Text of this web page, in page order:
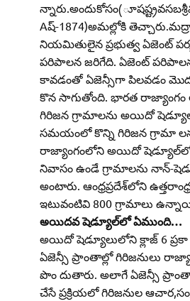
Aష్‌-1874)అమల్లోకి
నియమితులైన ప్రభుత్వ ఏజెంట్‌
పరిపాలన జరిగేది. ఏజెంట్‌
కావడంతో ఏజెన్సీగా పిలవడం
కొన సాగుతోంది. భారత రాజ్యాంగం
గిరిజన గ్రామాలను అయిదో
సమయంలో కొన్ని గిరిజన గ్రామా
రాజ్యాంగంలోని అయిదో షెడ్యూల్‌లో
నివాసం ఉండే గ్రామాలను నాన్‌-
అంటారు. ఆంధ్రప్రదేశ్‌లోని
ఇటువంటివి 800 గ్రామాలు
అయిదవ షెడ్యూల్‌లో ఏముంది…
అయిదో షెడ్యూలులోని క్లాజ్‌ 6 ప్రకా
ఏజెన్సీ ప్రాంతాల్లో గిరిజనులు
పొం దుతారు. అలాగే ఏజెన్సీ
చేసే ప్రక్రియలో గిరిజనుల